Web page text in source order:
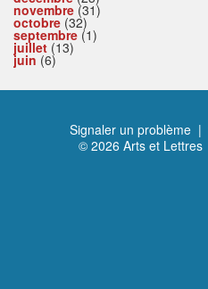
novembre (31)
octobre (32)
septembre (1)
juillet (13)
juin (6)
Signaler un problème |
© 2026 Arts et Lettres